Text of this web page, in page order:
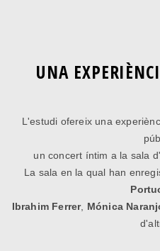
UNA
L'estudi ofereix una
un concert íntim a la sala
La sala en la qual han
Ibrahim Ferrer, Mónica